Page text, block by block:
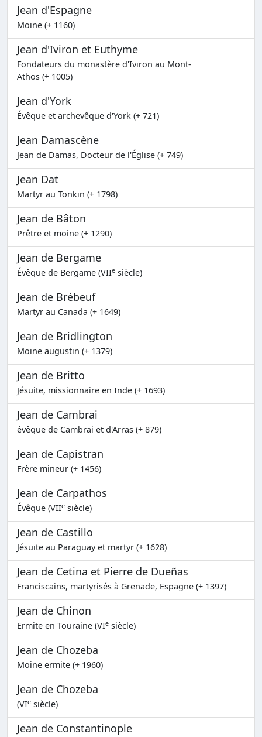
Jean d'Espagne
Moine (+ 1160)
Jean d'Iviron et Euthyme
Fondateurs du monastère d'Iviron au Mont-
Athos (+ 1005)
Jean d'York
Évêque et archevêque d'York (+ 721)
Jean Damascène
Jean de Damas, Docteur de l'Église (+ 749)
Jean Dat
Martyr au Tonkin (+ 1798)
Jean de Bâton
Prêtre et moine (+ 1290)
Jean de Bergame
Évêque de Bergame (VIIe siècle)
Jean de Brébeuf
Martyr au Canada (+ 1649)
Jean de Bridlington
Moine augustin (+ 1379)
Jean de Britto
Jésuite, missionnaire en Inde (+ 1693)
Jean de Cambrai
évêque de Cambrai et d'Arras (+ 879)
Jean de Capistran
Frère mineur (+ 1456)
Jean de Carpathos
Évêque (VIIe siècle)
Jean de Castillo
Jésuite au Paraguay et martyr (+ 1628)
Jean de Cetina et Pierre de Dueñas
Franciscains, martyrisés à Grenade, Espagne (+ 1397)
Jean de Chinon
Ermite en Touraine (VIe siècle)
Jean de Chozeba
Moine ermite (+ 1960)
Jean de Chozeba
(VIe siècle)
Jean de Constantinople